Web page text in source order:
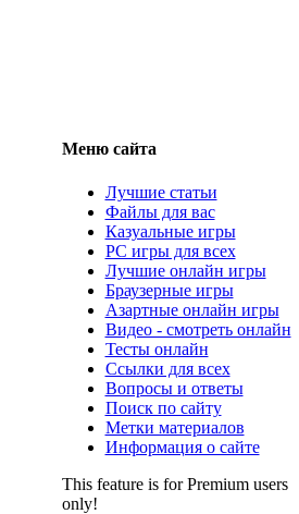
Меню сайта
Лучшие статьи
Файлы для вас
Казуальные игры
PC игры для всех
Лучшие онлайн игры
Браузерные игры
Азартные онлайн игры
Видео - смотреть онлайн
Тесты онлайн
Ссылки для всех
Вопросы и ответы
Поиск по сайту
Метки материалов
Информация о сайте
This feature is for Premium users
only!